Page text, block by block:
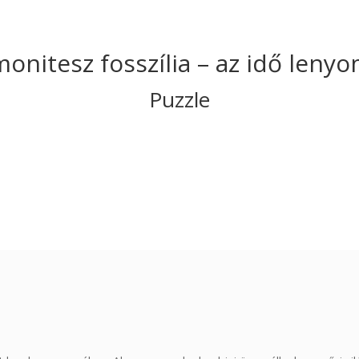
fosszília – az idő
Puzzle